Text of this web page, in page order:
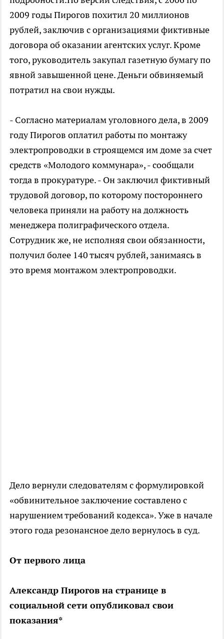
2009 годы Пирогов похитил 20 миллионов
рублей, заключив с организациями фиктивные
договора об оказании агентских услуг. Кроме
того, руководитель закупал газетную бумагу по
явной завышенной цене. Деньги обвиняемый
потратил на свои нужды.
- Согласно материалам уголовного дела, в 2009
году Пирогов оплатил работы по монтажу
электропроводки в строящемся им доме за счет
средств «Молодого коммунара», - сообщали
тогда в прокуратуре. - Он заключил фиктивный
трудовой договор, по которому постороннего
человека приняли на работу на должность
менеджера полиграфического отдела.
Сотрудник же, не исполняя свои обязанности,
получил более 140 тысяч рублей, занимаясь в
это время монтажом электропроводки.
Дело вернули следователям с формулировкой
«обвинительное заключение составлено с
нарушением требований кодекса». Уже в начале
этого года резонансное дело вернулось в суд.
От первого лица
Александр Пирогов на странице в
социальной сети опубликовал свои
показания*